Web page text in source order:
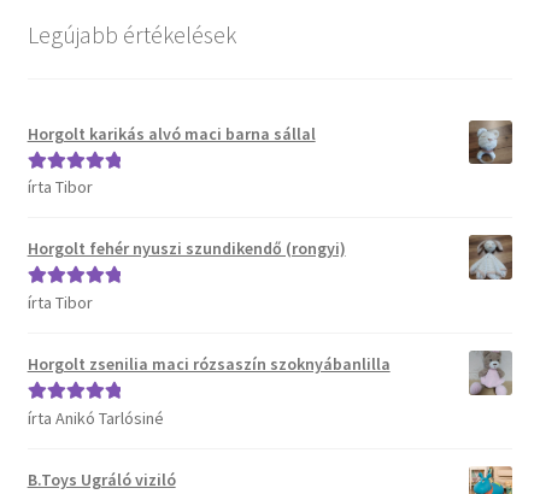
Kosár
Termékeink
B.Toys termékeink
DJECO termékeink
ERGOBAG táskák
Legújabb értékelések
Horgolt karikás alvó maci barna sállal
Értékelés:
írta Tibor
Horgolt fehér nyuszi szundikendő (rongyi)
Értékelés:
írta Tibor
Horgolt zsenilia maci rózsaszín szoknyábanlilla
Értékelés:5/
írta Anikó Tarlósiné
B.Toys Ugráló viziló